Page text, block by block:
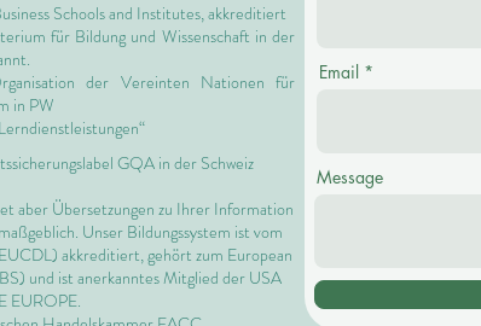
Schools and Institutes,akkreditiert
für Bildung und Wissenschaft in der
der Vereinten Nationen für
in PW
GQA in der Schweiz
aber Übersetzungen zu Ihrer Information
Unser Bildungssystem ist vom
akkreditiert, gehört zum European
und ist anerkanntes Mitglied der USA
EUROPE.
Email
Message